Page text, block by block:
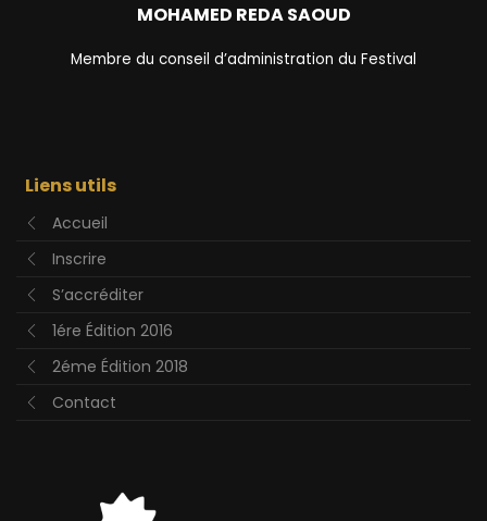
MOHAMED REDA SAOUD
Membre du conseil d’administration du Festival
Liens utils
Accueil
Inscrire
S’accréditer
1ére Édition 2016
2éme Édition 2018
Contact